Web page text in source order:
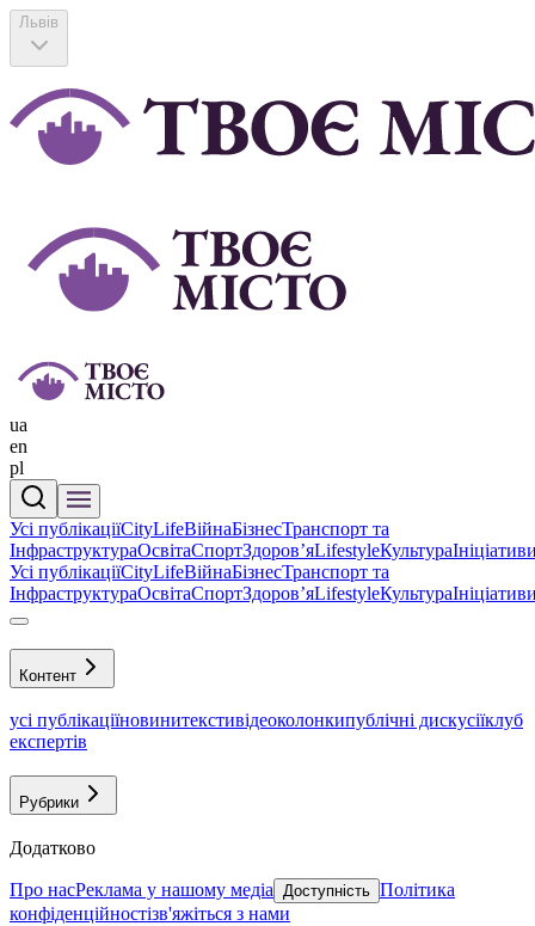
Львів
ua
en
pl
Усі публікаціїCityLifeВійнаБізнесТранспорт та
ІнфраструктураОсвітаСпортЗдоровʼяLifestyleКультура
Усі публікаціїCityLifeВійнаБізнесТранспорт та
ІнфраструктураОсвітаСпортЗдоровʼяLifestyleКультура
Контент
усі публікаціїновинитекстивідеоколонкипублічні дискусіїклуб
експертів
Рубрики
Додатково
Про насРеклама у нашому медіа Доступність Політика
конфіденційностізв'яжіться з нами